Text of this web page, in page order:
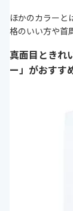
ほかのカラーと
格のいい方や首
真面目ときれ
ー」がおすす